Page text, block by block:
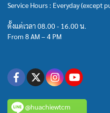
Service Hours : Everyday (except
ตั้งแต่เวลา 08.00 - 16.00 น.
From 8 AM – 4 PM
@huachiewtcm